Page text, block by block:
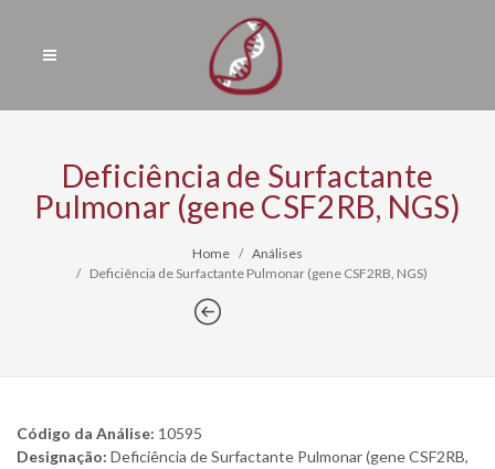
Deficiência de Surfactante
Pulmonar (gene CSF2RB, NGS)
Home
Análises
Deficiência de Surfactante Pulmonar (gene CSF2RB, NGS)
Código da Análise: 10595
Designação: Deficiência de Surfactante Pulmonar (gene CSF2RB,